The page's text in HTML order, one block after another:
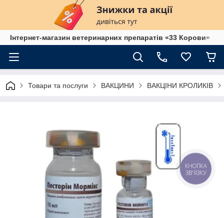
Інтернет-магазин ветеринарних препаратів «33 Корови»
Товари та послуги ВАКЦИНИ ВАКЦІНИ КРОЛИКІВ
КНОПКА
ЗВ'ЯЗКУ